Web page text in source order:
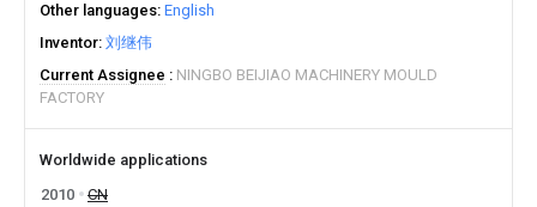
Other languages English
Inventor 刘继伟
Current Assignee
NINGBO BEIJIAO MACHINERY MOULD
FACTORY
Worldwide applications
2010
CN